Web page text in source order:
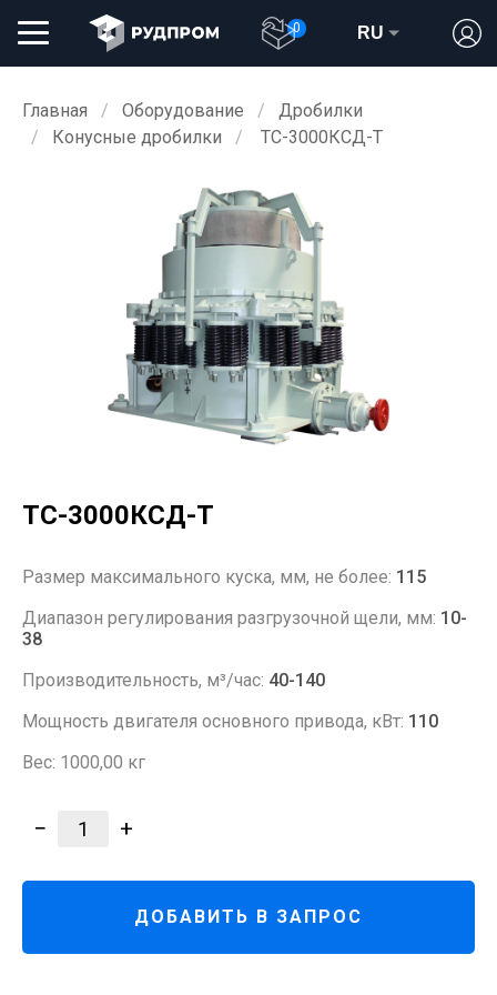
0 RU
Главная Оборудование
Дробилки
Конусные дробилки
ТС-3000КСД-Т
ТС-3000КСД-Т
Размер максимального куска, мм, не более: 115
Диапазон регулирования разгрузочной щели, мм: 10-
38
Производительность, м³/час: 40-140
Мощность двигателя основного привода, кВт: 110
Вес: 1000,00 кг
− 1 +
ДОБАВИТЬ В ЗАПРОС